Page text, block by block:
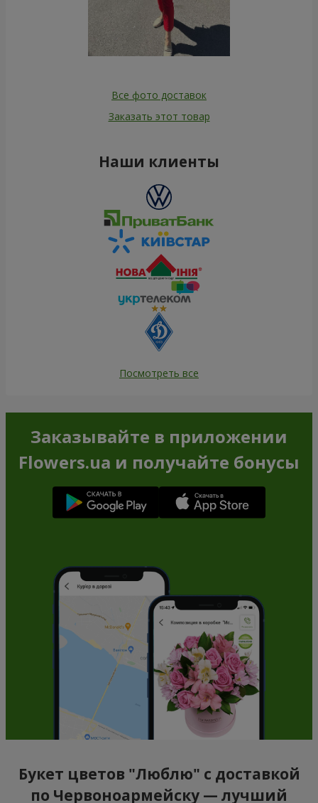
Все фото доставок
Заказать этот товар
Наши клиенты
Посмотреть все
Заказывайте в приложении
Flowers.ua и получайте бонусы
Букет цветов "Люблю" с доставкой
по Червоноармейску — лучший